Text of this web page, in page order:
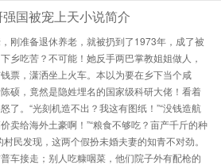
国被宠上天小说简介
刚准备退休养老，就被扔到了1973年，成了被
乡吃苦？不可能！她反手两巴掌教姐姐做人，
票，潇洒坐上火车。本以为要在乡下当个咸
硕，竟然是隐姓埋名的国家级科研大佬！看着
了。“光刻机造不出？我这有图纸！”“没钱造航
卖给海外土豪啊！”“粮食不够吃？亩产千斤的种
民发现，这两个假扮未婚夫妻的知青不对劲。
车接走；别人吃糠咽菜，他们院子外有配枪的